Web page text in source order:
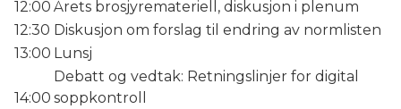
12:00 Årets brosjyremateriell, diskusjon i plenum
12:30 Diskusjon om forslag til endring av normlisten
13:00 Lunsj
14:00
Debatt og vedtak: Retningslinjer for digital
soppkontroll